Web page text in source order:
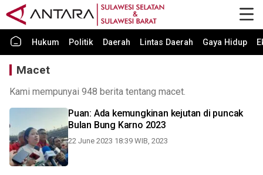
Hukum Politik Daerah Lintas Daerah Gaya Hidup
Macet
Kami mempunyai 948 berita tentang macet.
Puan: Ada kemungkinan kejutan di puncak
Bulan Bung Karno 2023
22 June 2023 18:39 WIB, 2023